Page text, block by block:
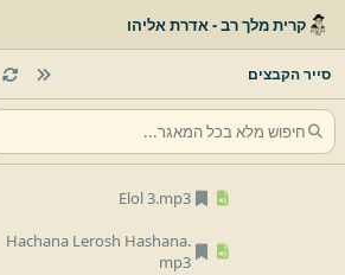
קרית מלך רב - אדרת אליהו
סייר הקבצים
רבי אריה ש רה עט.
Elol 1.mp3
Elol 2.mp3
Elol 3.mp3
Hachana Lerosh Hashana.
mp3